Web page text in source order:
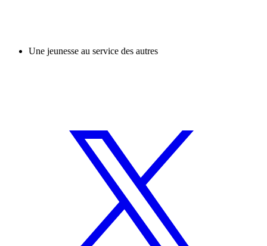
Une jeunesse au service des autres